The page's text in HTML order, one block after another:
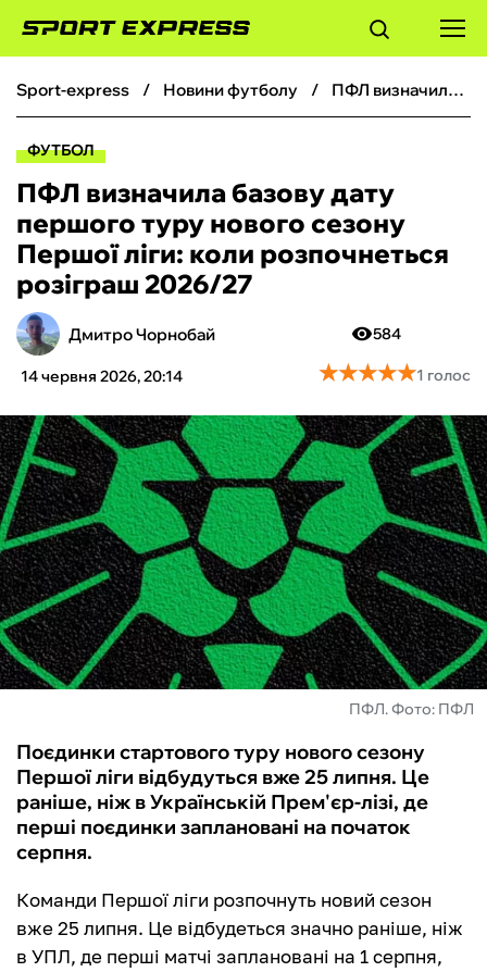
ФУТБОЛ
БОКС
ХОКЕЙ
ТЕНІС
КІБЕРСПОРТ
ЧС-2026
ФУТЗАЛ
ІНШІ
БУКМЕКЕРИ
sport-express новини футболу ПФЛ визначила базову дату першого туру нового сезону Першої ліги: коли розпочнеться розіграш 2026/27
ФУТБОЛ
ПФЛ визначила базову дату
першого туру нового сезону
Першої ліги: коли розпочнеться
розіграш 2026/27
Дмитро Чорнобай
14 червня 2026, 20:14
584
★★★★★
★★★★★1 голос
ПФЛ. Фото: ПФЛ
Поєдинки стартового туру нового сезону
Першої ліги відбудуться вже 25 липня. Це
раніше, ніж в Українській Прем'єр-лізі, де
перші поєдинки заплановані на початок
серпня.
Команди Першої ліги розпочнуть новий сезон
вже 25 липня. Це відбудеться значно раніше, ніж
в УПЛ, де перші матчі заплановані на 1 серпня,